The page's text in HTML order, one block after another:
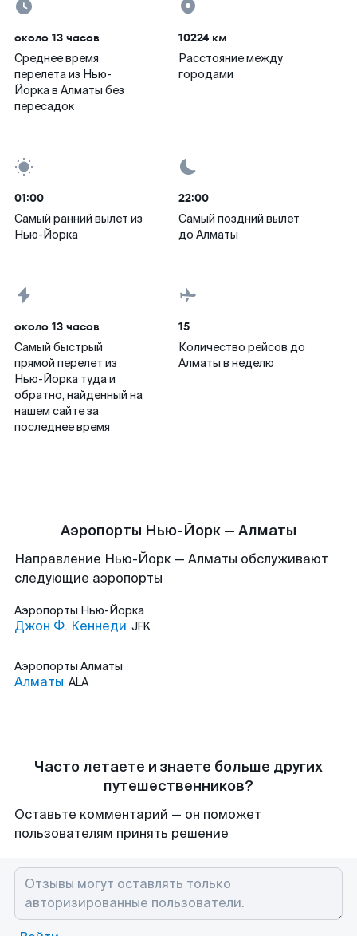
около 13 часов
Среднее время
перелета из Нью-
Йорка в Алматы без
пересадок
10224 км
Расстояние между
городами
01:00
Самый ранний вылет из
Нью-Йорка
22:00
Самый поздний вылет
до Алматы
около 13 часов
Самый быстрый
прямой перелет из
Нью-Йорка туда и
обратно, найденный на
нашем сайте за
последнее время
15
Количество рейсов до
Алматы в неделю
Аэропорты Нью-Йорк — Алматы
Направление Нью-Йорк — Алматы обслуживают
следующие аэропорты
Аэропорты Нью-Йорка
Джон Ф. Кеннеди JFK
Аэропорты Алматы
Алматы ALA
Часто летаете и знаете больше других
путешественников?
Оставьте комментарий — он поможет
пользователям принять решение